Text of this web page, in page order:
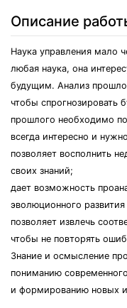
Описание
Наука управления мало
любая наука, она
будущим. Анализ
чтобы спрогнозировать
прошлого необходимо
всегда интересно и
позволяет восполнить
своих знаний;
дает возможность
эволюционного
позволяет извлечь
чтобы не повторять
Знание и осмысление
пониманию
и формированию новых